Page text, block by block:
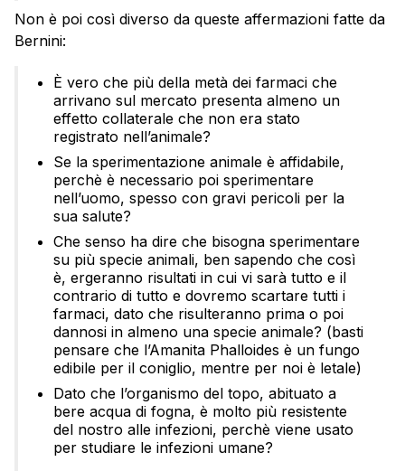
Non è poi così diverso da queste affermazioni fatte da
Bernini:
È vero che più della metà dei farmaci che
arrivano sul mercato presenta almeno un
effetto collaterale che non era stato
registrato nell’animale?
Se la sperimentazione animale è affidabile,
perchè è necessario poi sperimentare
nell’uomo, spesso con gravi pericoli per la
sua salute?
Che senso ha dire che bisogna sperimentare
su più specie animali, ben sapendo che così
è, ergeranno risultati in cui vi sarà tutto e il
contrario di tutto e dovremo scartare tutti i
farmaci, dato che risulteranno prima o poi
dannosi in almeno una specie animale? (basti
pensare che l’Amanita Phalloides è un fungo
edibile per il coniglio, mentre per noi è letale)
Dato che l’organismo del topo, abituato a
bere acqua di fogna, è molto più resistente
del nostro alle infezioni, perchè viene usato
per studiare le infezioni umane?